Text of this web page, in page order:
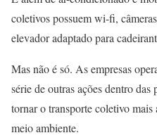
coletivos possuem wi-fi,
elevador adaptado para
Mas não é só. As empresas
série de outras ações dentro
tornar o transporte coletivo
meio ambiente.